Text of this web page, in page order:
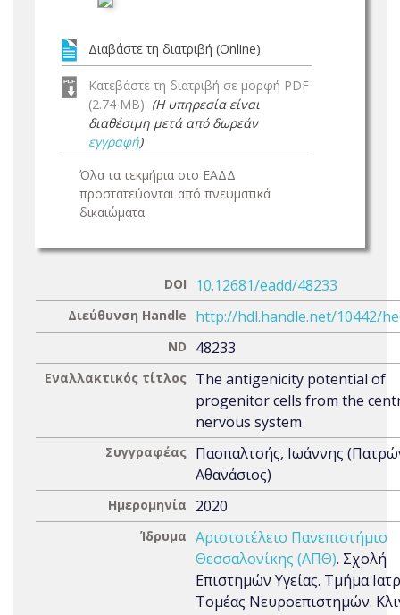
Διαβάστε τη διατριβή (Online)
Κατεβάστε τη διατριβή σε μορφή PDF
(2.74 MB) (Η υπηρεσία είναι
διαθέσιμη μετά από δωρεάν
εγγραφή)
Όλα τα τεκμήρια στο ΕΑΔΔ
προστατεύονται από πνευματικά
δικαιώματα.
DOI 10.12681/eadd/48233
Διεύθυνση Handle http://hdl.handle.net/10442/
ND 48233
Εναλλακτικός τίτλος The antigenicity potential of
progenitor cells from the
nervous system
Συγγραφέας Πασπαλτσής, Ιωάννης
Αθανάσιος)
Ημερομηνία 2020
Ίδρυμα Αριστοτέλειο Πανεπιστήμιο
Θεσσαλονίκης (ΑΠΘ). Σχολή
Επιστημών Υγείας. Τμήμα
Τομέας Νευροεπιστημών.